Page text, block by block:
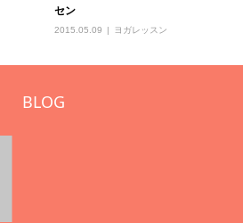
セン
2015.05.09 ヨガレッスン
BLOG